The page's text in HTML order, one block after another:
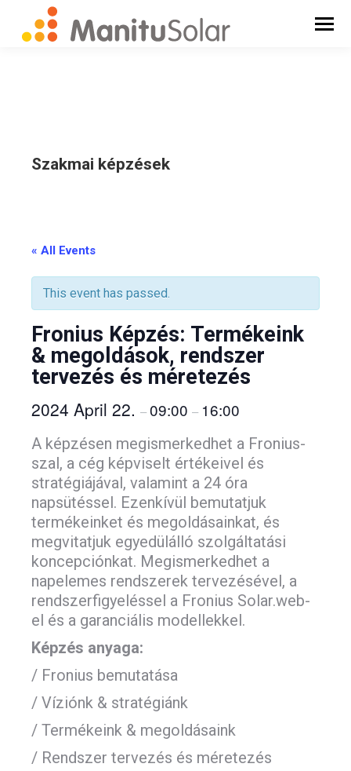
Szakmai képzések
« All Events
This event has passed.
Fronius Képzés: Termékeink
& megoldások, rendszer
tervezés és méretezés
2024 April 22. –09:00 – 16:00
A képzésen megismerkedhet a Fronius-
szal, a cég képviselt értékeivel és
stratégiájával, valamint a 24 óra
napsütéssel. Ezenkívül bemutatjuk
termékeinket és megoldásainkat, és
megvitatjuk egyedülálló szolgáltatási
koncepciónkat. Megismerkedhet a
napelemes rendszerek tervezésével, a
rendszerfigyeléssel a Fronius Solar.web-
el és a garanciális modellekkel.
Képzés anyaga:
/ Fronius bemutatása
/ Víziónk & stratégiánk
/ Termékeink & megoldásaink
/ Rendszer tervezés és méretezés